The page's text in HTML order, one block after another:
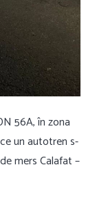
56A, în zona
un autotren s-
mers Calafat –